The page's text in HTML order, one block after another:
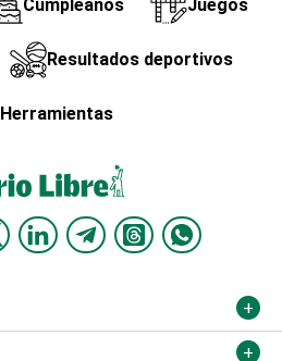
Cumpleaños Juegos
Resultados deportivos
Herramientas